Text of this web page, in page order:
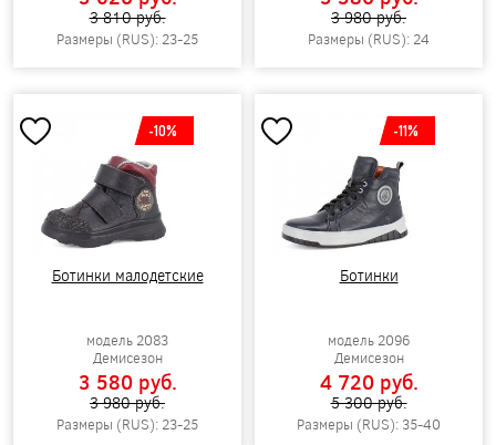
3 810 pуб.
Размеры (RUS): 23-25
3 980 pуб.
Размеры (RUS): 24
-10%
Ботинки малодетские
модель 2083
Демисезон
3 580 pуб.
3 980 pуб.
Размеры (RUS): 23-25
-11%
Ботинки
модель 2096
Демисезон
4 720 pуб.
5 300 pуб.
Размеры (RUS): 35-40